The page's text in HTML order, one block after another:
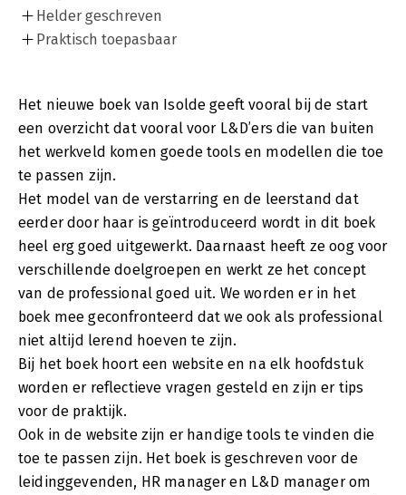
Helder geschreven
Praktisch toepasbaar
Het nieuwe boek van Isolde geeft vooral bij de start
een overzicht dat vooral voor L&D’ers die van buiten
het werkveld komen goede tools en modellen die toe
te passen zijn.
Het model van de verstarring en de leerstand dat
eerder door haar is geïntroduceerd wordt in dit boek
heel erg goed uitgewerkt. Daarnaast heeft ze oog voor
verschillende doelgroepen en werkt ze het concept
van de professional goed uit. We worden er in het
boek mee geconfronteerd dat we ook als professional
niet altijd lerend hoeven te zijn.
Bij het boek hoort een website en na elk hoofdstuk
worden er reflectieve vragen gesteld en zijn er tips
voor de praktijk.
Ook in de website zijn er handige tools te vinden die
toe te passen zijn. Het boek is geschreven voor de
leidinggevenden, HR manager en L&D manager om